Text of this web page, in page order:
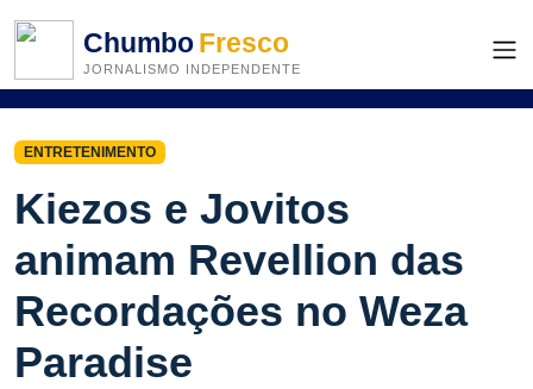
ChumboFresco
JORNALISMO INDEPENDENTE
ENTRETENIMENTO
Kiezos e Jovitos
animam Revellion das
Recordações no Weza
Paradise